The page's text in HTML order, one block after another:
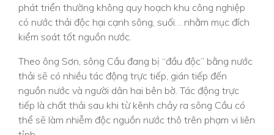
phát triển thường không quy hoạch khu công nghiệp
có nước thải độc hại cạnh sông, suối… nhằm mục đích
kiểm soát tốt nguồn nước.
Theo ông Sơn, sông Cầu đang bị “đầu độc” bằng nước
thải sẽ có nhiều tác động trực tiếp, gián tiếp đến
nguồn nước và người dân hai bên bờ. Tác động trực
tiếp là chất thải sau khi từ kênh chảy ra sông Cầu có
thể sẽ làm nhiễm độc nguồn nước thô trên phạm vi liên